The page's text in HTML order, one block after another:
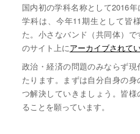
国内初の学科名称として2016
学科は、今年11期生として皆
た。小さなバンド（共同体）
のサイト上にアーカイブされてい
政治・経済の問題のみならず
たります。まずは自分自身の
つ解決していきましょう。皆
ることを願っています。